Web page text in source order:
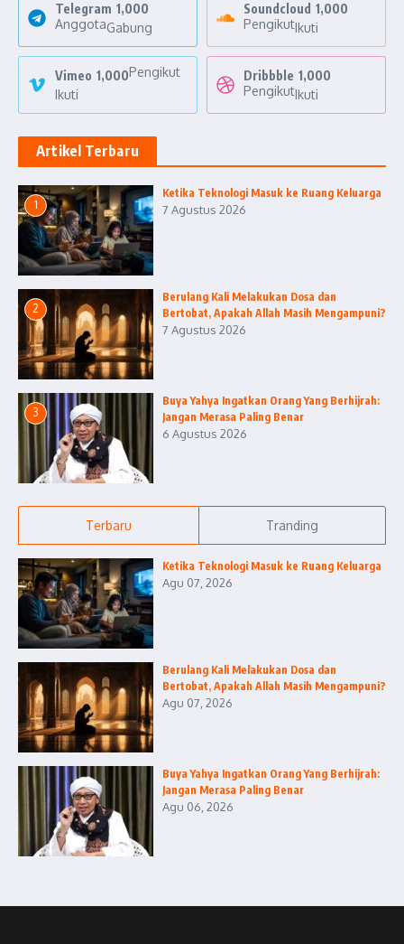
Telegram 1,000
AnggotaGabung
Soundcloud 1,000
PengikutIkuti
Vimeo 1,000Pengikut
Ikuti
Dribbble 1,000
PengikutIkuti
Artikel Terbaru
1
Ketika Teknologi Masuk ke Ruang Keluarga
7 Agustus 2026
2
Berulang Kali Melakukan Dosa dan
Bertobat, Apakah Allah Masih Mengampuni?
7 Agustus 2026
3
Buya Yahya Ingatkan Orang Yang Berhijrah:
Jangan Merasa Paling Benar
6 Agustus 2026
Terbaru Tranding
Ketika Teknologi Masuk ke Ruang Keluarga
Agu 07, 2026
Berulang Kali Melakukan Dosa dan
Bertobat, Apakah Allah Masih Mengampuni?
Agu 07, 2026
Buya Yahya Ingatkan Orang Yang Berhijrah:
Jangan Merasa Paling Benar
Agu 06, 2026